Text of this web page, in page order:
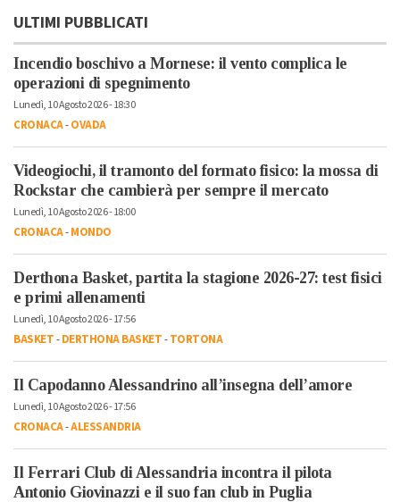
ULTIMI PUBBLICATI
Incendio boschivo a Mornese: il vento complica le
operazioni di spegnimento
Lunedì, 10 Agosto 2026 - 18:30
CRONACA-OVADA
Videogiochi, il tramonto del formato fisico: la mossa di
Rockstar che cambierà per sempre il mercato
Lunedì, 10 Agosto 2026 - 18:00
CRONACA-MONDO
Derthona Basket, partita la stagione 2026-27: test fisici
e primi allenamenti
Lunedì, 10 Agosto 2026 - 17:56
BASKET-DERTHONA BASKET-TORTONA
Il Capodanno Alessandrino all’insegna dell’amore
Lunedì, 10 Agosto 2026 - 17:56
CRONACA-ALESSANDRIA
Il Ferrari Club di Alessandria incontra il pilota
Antonio Giovinazzi e il suo fan club in Puglia